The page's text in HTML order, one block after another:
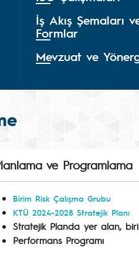
İş Akış Şemaları
Formlar
Mevzuat ve
ve Programlama
Birim Risk Çalışma Grubu
KTÜ 2024-2028 Stratejik Planı
Stratejik Planda yer alan,
Performans Programı